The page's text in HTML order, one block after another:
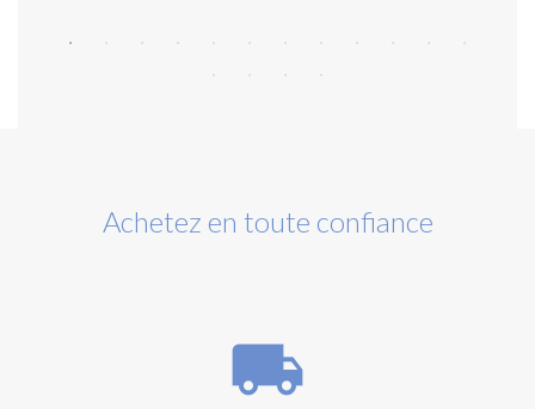
Achetez en toute confiance
local_shipping